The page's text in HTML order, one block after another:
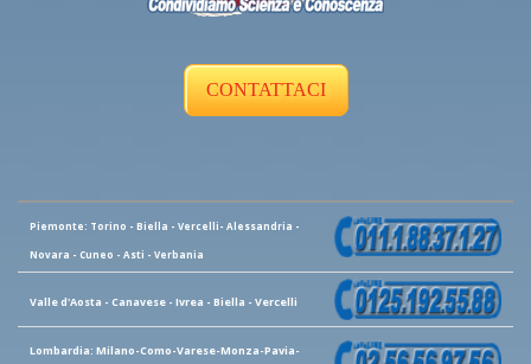
CONTATTACI
Piemonte: Torino - Biella - Vercelli- Alessandria -
Novara - Cuneo - Asti - Verbania
Valle d'Aosta - Canavese - Ivrea - Biella - Vercelli
Lombardia: Milano-Como-Varese-Monza-Pavia-